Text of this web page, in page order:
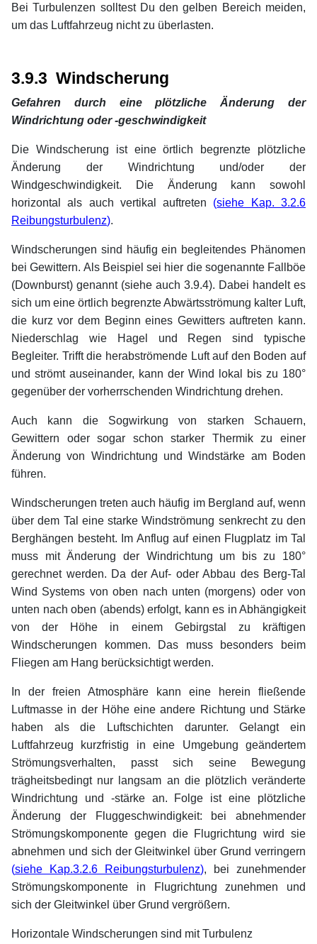
Bei Turbulenzen solltest Du den gelben Bereich meiden,
um das Luftfahrzeug nicht zu überlasten.
3.9.3 Windscherung
Gefahren durch eine plötzliche Änderung der
Windrichtung oder -geschwindigkeit
Die Windscherung ist eine örtlich begrenzte plötzliche
Änderung der Windrichtung und/oder der
Windgeschwindigkeit. Die Änderung kann sowohl
horizontal als auch vertikal auftreten (siehe Kap. 3.2.6
Reibungsturbulenz).
Windscherungen sind häufig ein begleitendes Phänomen
bei Gewittern. Als Beispiel sei hier die sogenannte Fallböe
(Downburst) genannt (siehe auch 3.9.4). Dabei handelt es
sich um eine örtlich begrenzte Abwärtsströmung kalter Luft,
die kurz vor dem Beginn eines Gewitters auftreten kann.
Niederschlag wie Hagel und Regen sind typische
Begleiter. Trifft die herabströmende Luft auf den Boden auf
und strömt auseinander, kann der Wind lokal bis zu 180°
gegenüber der vorherrschenden Windrichtung drehen.
Auch kann die Sogwirkung von starken Schauern,
Gewittern oder sogar schon starker Thermik zu einer
Änderung von Windrichtung und Windstärke am Boden
führen.
Windscherungen treten auch häufig im Bergland auf, wenn
über dem Tal eine starke Windströmung senkrecht zu den
Berghängen besteht. Im Anflug auf einen Flugplatz im Tal
muss mit Änderung der Windrichtung um bis zu 180°
gerechnet werden. Da der Auf- oder Abbau des Berg-Tal
Wind Systems von oben nach unten (morgens) oder von
unten nach oben (abends) erfolgt, kann es in Abhängigkeit
von der Höhe in einem Gebirgstal zu kräftigen
Windscherungen kommen. Das muss besonders beim
Fliegen am Hang berücksichtigt werden.
In der freien Atmosphäre kann eine herein fließende
Luftmasse in der Höhe eine andere Richtung und Stärke
haben als die Luftschichten darunter. Gelangt ein
Luftfahrzeug kurzfristig in eine Umgebung geändertem
Strömungsverhalten, passt sich seine Bewegung
trägheitsbedingt nur langsam an die plötzlich veränderte
Windrichtung und -stärke an. Folge ist eine plötzliche
Änderung der Fluggeschwindigkeit: bei abnehmender
Strömungskomponente gegen die Flugrichtung wird sie
abnehmen und sich der Gleitwinkel über Grund verringern
(siehe Kap.3.2.6 Reibungsturbulenz), bei zunehmender
Strömungskomponente in Flugrichtung zunehmen und
sich der Gleitwinkel über Grund vergrößern.
Horizontale Windscherungen sind mit Turbulenz